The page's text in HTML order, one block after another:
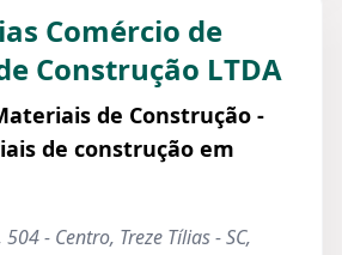
Comércio de
Construção LTDA
de Construção -
de construção em
- Centro, Treze Tílias - SC,